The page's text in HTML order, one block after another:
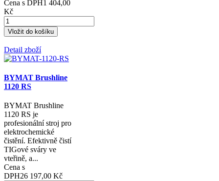
Cena s DPH1 404,00
Kč
Detail zboží
BYMAT Brushline
1120 RS
BYMAT Brushline
1120 RS je
profesionální stroj pro
elektrochemické
čistění. Efektivně čistí
TIGové sváry ve
vteřině, a...
Cena s
DPH26 197,00 Kč